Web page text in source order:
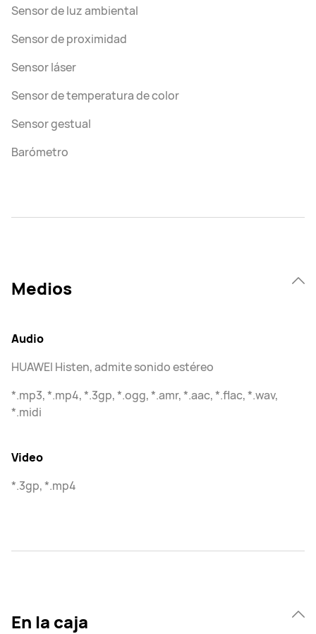
Sensor de luz ambiental
Sensor de proximidad
Sensor láser
Sensor de temperatura de color
Sensor gestual
Barómetro
Medios
Audio
HUAWEI Histen, admite sonido estéreo
*.mp3, *.mp4, *.3gp, *.ogg, *.amr, *.aac, *.flac, *.wav,
*.midi
Video
*.3gp, *.mp4
En la caja